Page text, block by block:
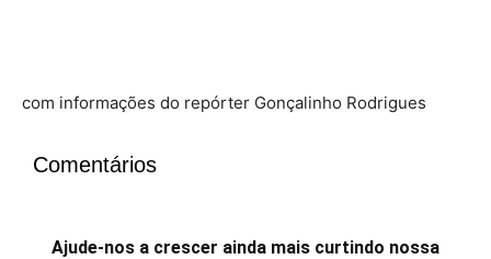
com informações do repórter Gonçalinho Rodrigues
Comentários
Ajude-nos a crescer ainda mais curtindo nossa